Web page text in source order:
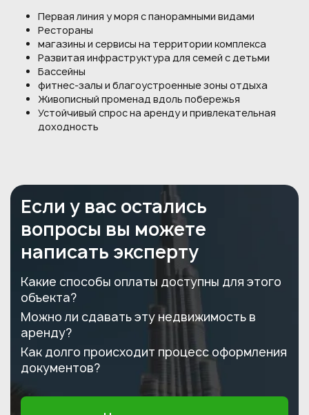
Первая линия у моря с панорамными видами
Рестораны
магазины и сервисы на территории комплекса
Развитая инфраструктура для семей с детьми
Бассейны
фитнес-залы и благоустроенные зоны отдыха
Живописный променад вдоль побережья
Устойчивый спрос на аренду и привлекательная
доходность
Если у вас остались
вопросы вы можете
написать эксперту
Какие способы оплаты доступны для этого
объекта?
Можно ли сдавать эту недвижимость в
аренду?
Как долго происходит процесс оформления
документов?